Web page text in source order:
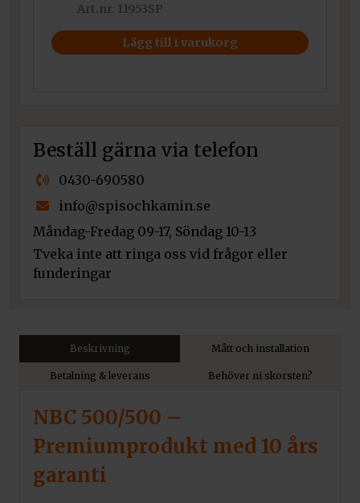
Art.nr. 11953SP
Lägg till i varukorg
Beställ gärna via telefon
0430-690580
info@spisochkamin.se
Måndag-Fredag 09-17, Söndag 10-13
Tveka inte att ringa oss vid frågor eller
funderingar
Beskrivning Mått och installation
Betalning & leverans Behöver ni skorsten?
NBC 500/500 –
Premiumprodukt med 10 års
garanti